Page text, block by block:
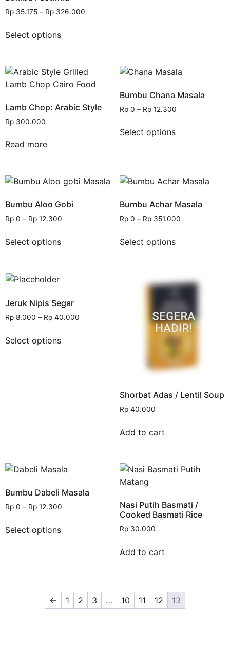
Rp 35.175 – Rp 326.000
Select options
Lamb Chop: Arabic Style
Rp 300.000
Read more
Bumbu Chana Masala
Rp0 – Rp12.300
Select options
Bumbu Aloo Gobi
Rp 0 – Rp 12.300
Select options
Bumbu Achar Masala
Rp0 – Rp351.000
Select options
Jeruk Nipis Segar
Rp 8.000 – Rp 40.000
Select options
Shorbat Adas / Lentil Soup
Rp40.000
Add to cart
Bumbu Dabeli Masala
Rp 0 – Rp 12.300
Select options
Nasi Putih Basmati /
Cooked Basmati Rice
Rp30.000
Add to cart
← 1 2 3 … 10 11 12 13